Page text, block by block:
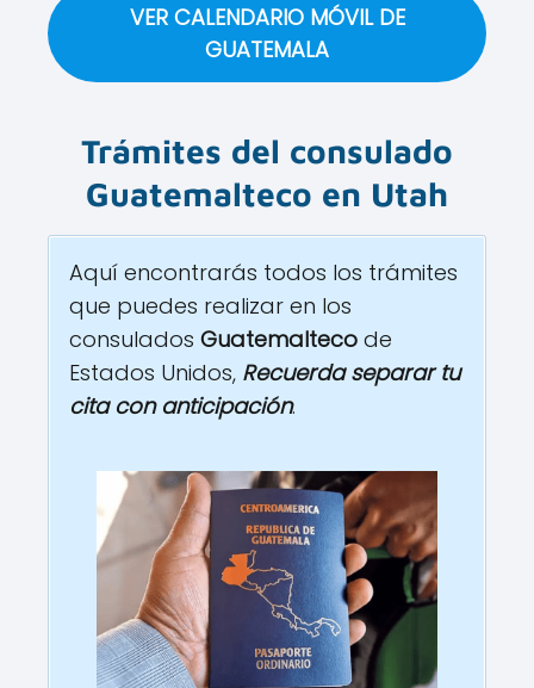
VER CALENDARIO MÓVIL DE
GUATEMALA
Trámites del consulado
Guatemalteco en Utah
Aquí encontrarás todos los trámites
que puedes realizar en los
consulados Guatemalteco de
Estados Unidos, Recuerda separar tu
cita con anticipación.